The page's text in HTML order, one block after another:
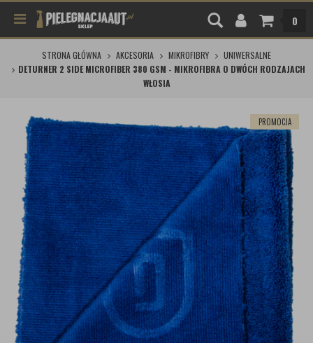
0
STRONA GŁÓWNA AKCESORIA MIKROFIBRY
UNIWERSALNE
DETURNER 2 SIDE MICROFIBER 380 GSM - MIKROFIBRA O DWÓCH RODZAJACH
WŁOSIA
PROMOCJA